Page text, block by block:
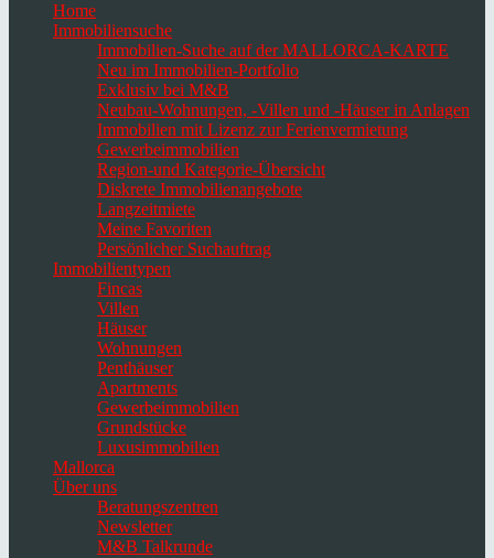
Home
Immobiliensuche
Immobilien-Suche auf der MALLORCA-KARTE
Neu im Immobilien-Portfolio
Exklusiv bei M&B
Neubau-Wohnungen, -Villen und -Häuser in Anlagen
Immobilien mit Lizenz zur Ferienvermietung
Gewerbeimmobilien
Region-und Kategorie-Übersicht
Diskrete Immobilienangebote
Langzeitmiete
Meine Favoriten
Persönlicher Suchauftrag
Immobilientypen
Fincas
Villen
Häuser
Wohnungen
Penthäuser
Apartments
Gewerbeimmobilien
Grundstücke
Luxusimmobilien
Mallorca
Über uns
Beratungszentren
Newsletter
M&B Talkrunde